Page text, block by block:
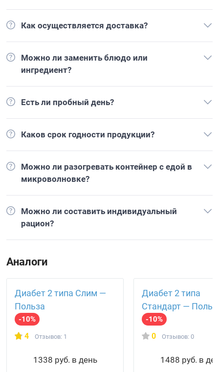
Как осуществляется доставка?
Можно ли заменить блюдо или
ингредиент?
Есть ли пробный день?
Каков срок годности продукции?
Можно ли разогревать контейнер с едой в
микроволновке?
Можно ли составить индивидуальный
рацион?
Аналоги
Диабет 2 типа Слим —
Польза
-10%
4 Отзывов: 1
1338 руб. в день
Диабет 2 типа
Стандарт —
-10%
0 Отзывов: 0
1488 руб. в